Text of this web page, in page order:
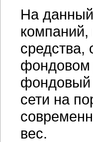
На данный
средства,
фондовом
фондовый
сети на
вес.